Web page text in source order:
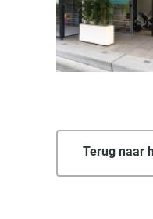
Terug naar